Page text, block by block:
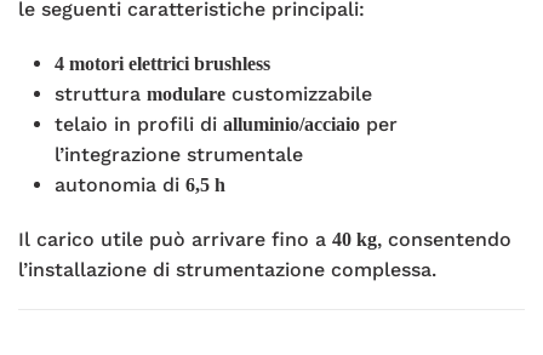
le seguenti caratteristiche principali:
4 motori elettrici brushless
struttura modulare customizzabile
telaio in profili di alluminio/acciaio per
l’integrazione strumentale
autonomia di 6,5 h
Il carico utile può arrivare fino a 40 kg, consentendo
l’installazione di strumentazione complessa.